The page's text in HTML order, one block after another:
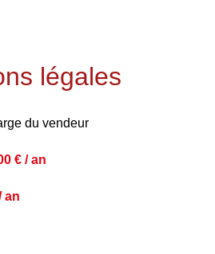
légales
du vendeur
€ / an
an